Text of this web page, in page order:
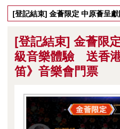
[登記結束] 金薈限定 中原薈呈
[登記結束] 金薈限
級音樂體驗 送香
笛》音樂會門票